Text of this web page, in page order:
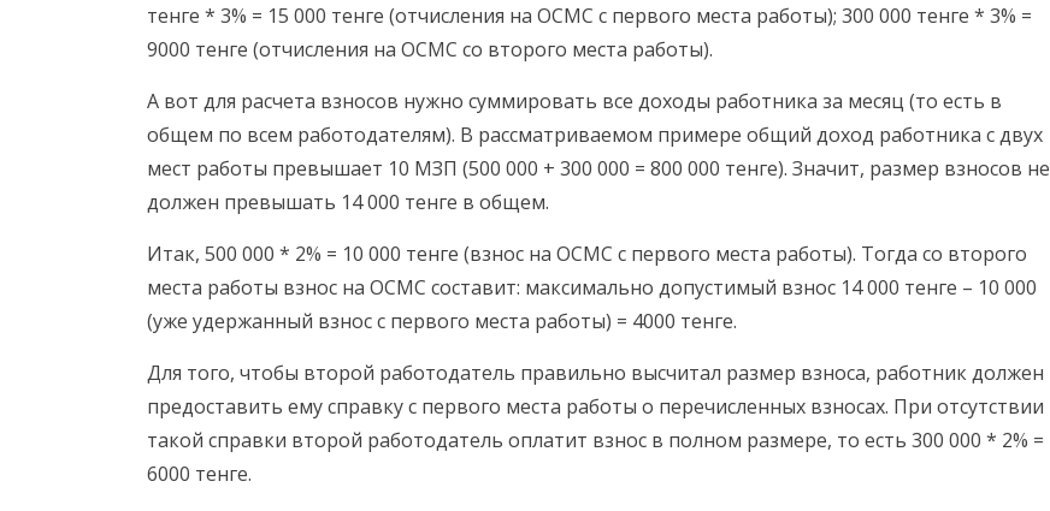
тенге * 3% = 15 000 тенге (отчисления на ОСМС с первого места работы); 300 000 тенге * 3% =
9000 тенге (отчисления на ОСМС со второго места работы).
А вот для расчета взносов нужно суммировать все доходы работника за месяц (то есть в
общем по всем работодателям). В рассматриваемом примере общий доход работника с двух
мест работы превышает 10 МЗП (500 000 + 300 000 = 800 000 тенге). Значит, размер взносов не
должен превышать 14 000 тенге в общем.
Итак, 500 000 * 2% = 10 000 тенге (взнос на ОСМС с первого места работы). Тогда со второго
места работы взнос на ОСМС составит: максимально допустимый взнос 14 000 тенге – 10 000
(уже удержанный взнос с первого места работы) = 4000 тенге.
Для того, чтобы второй работодатель правильно высчитал размер взноса, работник должен
предоставить ему справку с первого места работы о перечисленных взносах. При отсутствии
такой справки второй работодатель оплатит взнос в полном размере, то есть 300 000 * 2% =
6000 тенге.